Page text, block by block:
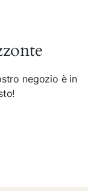
negozio è in